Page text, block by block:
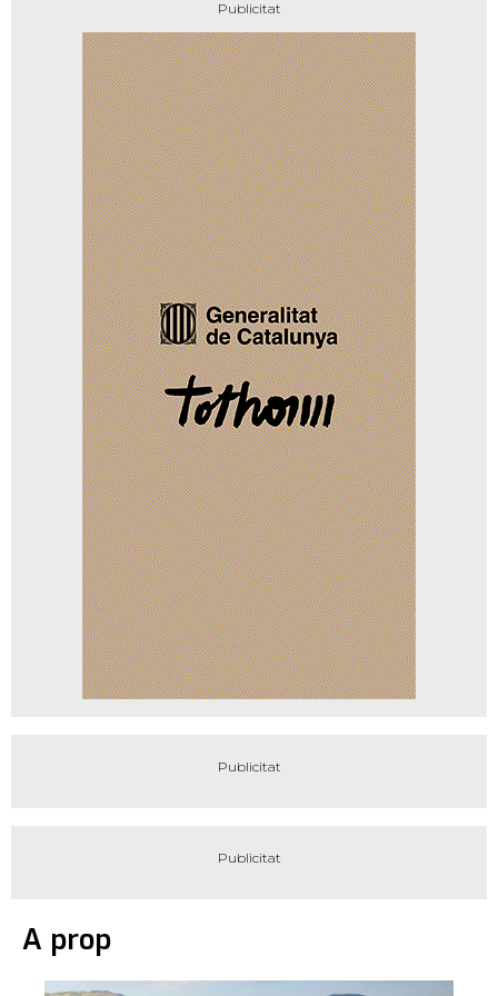
A prop